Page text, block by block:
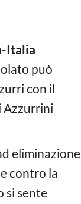
Italia
può
con il
Azzurrini
eliminazione
contro la
si sente